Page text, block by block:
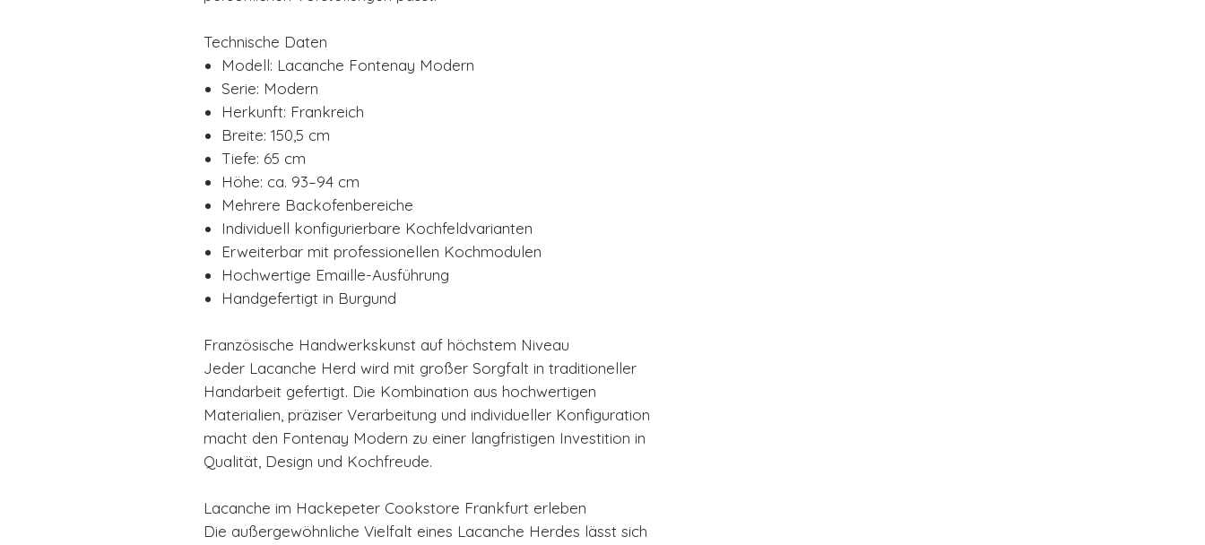
Technische Daten
Modell: Lacanche Fontenay Modern
Serie: Modern
Herkunft: Frankreich
Breite: 150,5 cm
Tiefe: 65 cm
Höhe: ca. 93–94 cm
Mehrere Backofenbereiche
Individuell konfigurierbare Kochfeldvarianten
Erweiterbar mit professionellen Kochmodulen
Hochwertige Emaille-Ausführung
Handgefertigt in Burgund
Französische Handwerkskunst auf höchstem Niveau
Jeder Lacanche Herd wird mit großer Sorgfalt in traditioneller
Handarbeit gefertigt. Die Kombination aus hochwertigen
Materialien, präziser Verarbeitung und individueller Konfiguration
macht den Fontenay Modern zu einer langfristigen Investition in
Qualität, Design und Kochfreude.
Lacanche im Hackepeter Cookstore Frankfurt erleben
Die außergewöhnliche Vielfalt eines Lacanche Herdes lässt sich